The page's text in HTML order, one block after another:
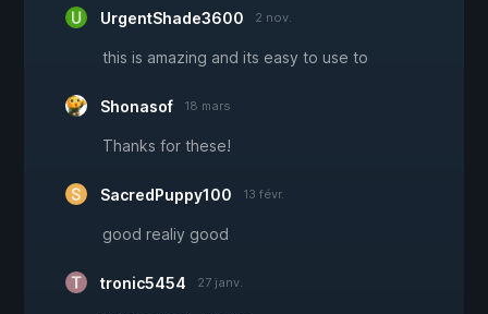
UrgentShade3600 2 nov.
this is amazing and its easy to use to
Shonasof 18 mars
Thanks for these!
SacredPuppy100 13 févr.
good realiy good
tronic5454 27 janv.